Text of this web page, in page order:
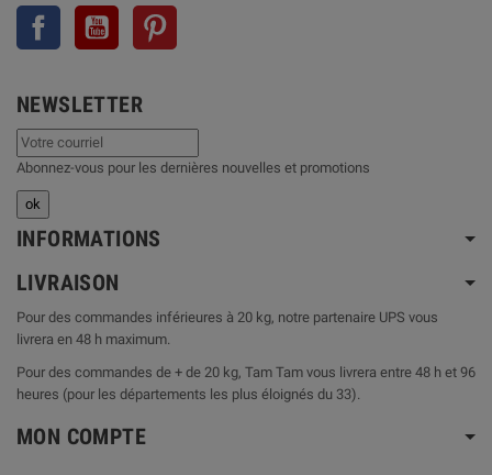
Facebook YouTube
NEWSLETTER
Abonnez-vous pour les dernières nouvelles et promotions
INFORMATIONS
LIVRAISON
Pour des commandes inférieures à 20 kg, notre partenaire UPS vous
livrera en 48 h maximum.
Pour des commandes de + de 20 kg, Tam Tam vous livrera entre 48 h et 96
heures (pour les départements les plus éloignés du 33).
MON COMPTE